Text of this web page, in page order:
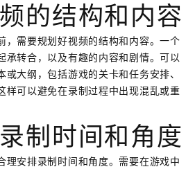
的结构和内容
，需要规划好视频的结构和内容。一个
承转合，以及有趣的内容和剧情。可以
大纲，包括游戏的关卡和任务安排、
样可以避免在录制过程中出现混乱或重
制时间和角度
理安排录制时间和角度。需要在游戏中